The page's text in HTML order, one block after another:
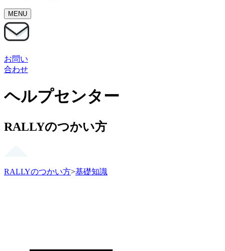
MENU
お問い
合わせ
ヘルプセンター
RALLYのつかい方
RALLYのつかい方>基礎知識